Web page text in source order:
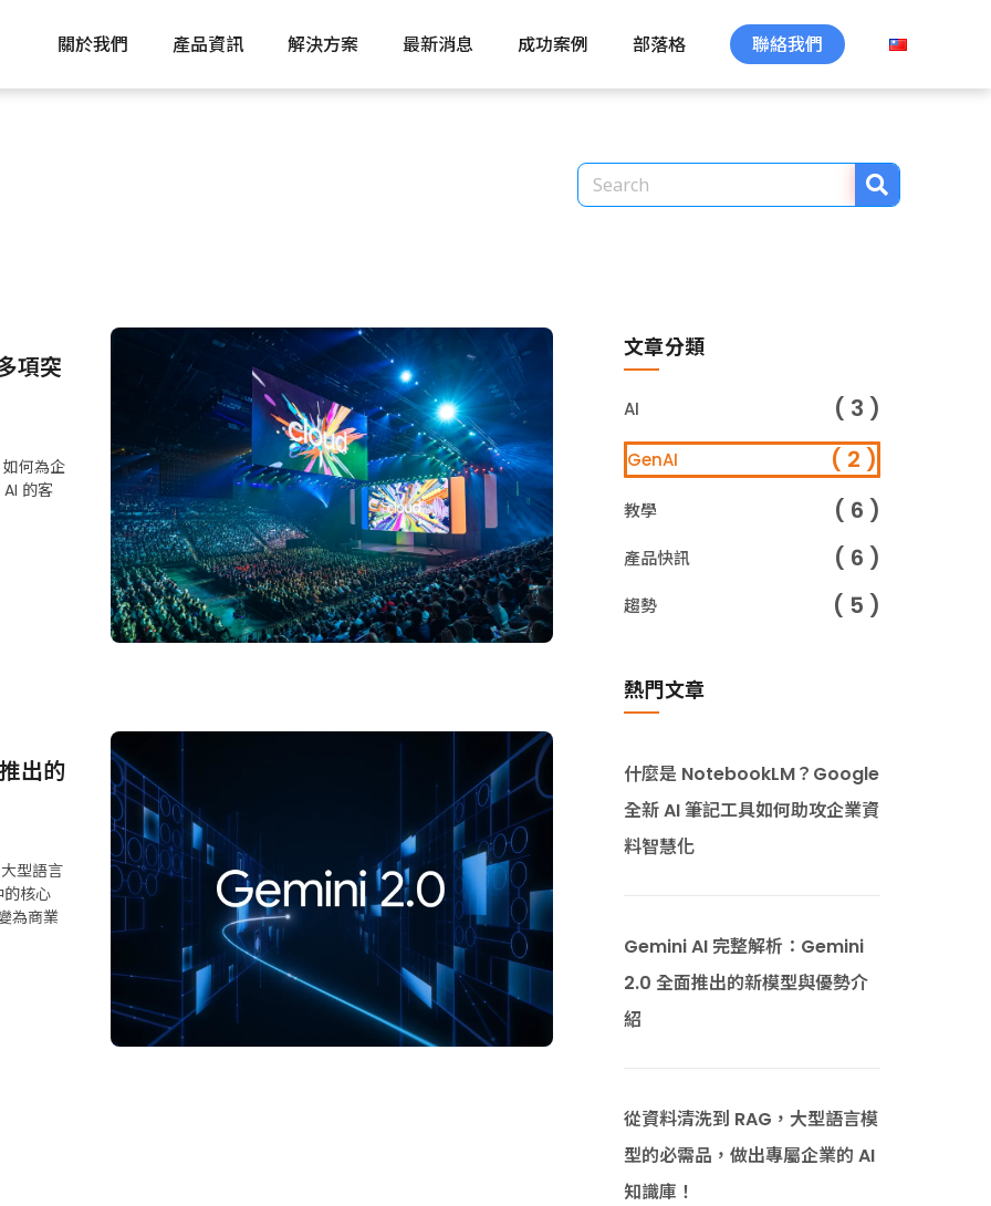
關於我們 產品資訊 解決方案 最新消息 成功案例 部落格 聯絡我們
項突
何為企
的客
出的
型語言
的核心
為商業
文章分類
AI ( 3 )
GenAI ( 2 )
教學 ( 6 )
產品快訊 ( 6 )
趨勢 ( 5 )
熱門文章
什麼是 NotebookLM？Google
全新 AI 筆記工具如何助攻企業資
料智慧化
Gemini AI 完整解析：Gemini
2.0 全面推出的新模型與優勢介
紹
從資料清洗到 RAG，大型語言模
型的必需品，做出專屬企業的 AI
知識庫！